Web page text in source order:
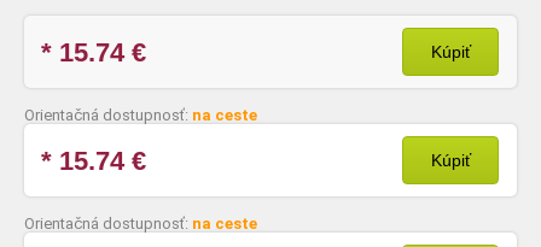
* 15.74€ Kúpiť
Orientačná dostupnosť: na ceste
* 15.74€ Kúpiť
Orientačná dostupnosť: na ceste